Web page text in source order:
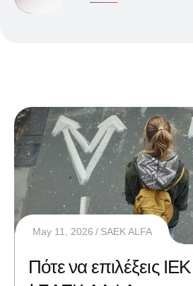
May 11, 2026 SAEK ALFA
Πότε να επιλέξεις ΙΕΚ